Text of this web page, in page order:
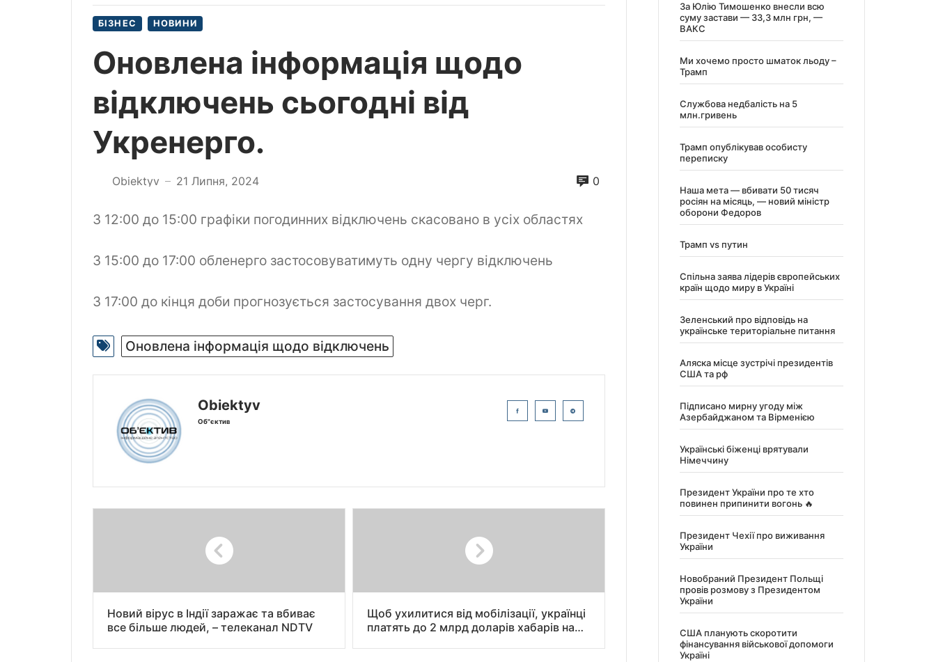
БІЗНЕС НОВИНИ
Оновлена інформація щодо
відключень сьогодні від
Укренерго.
Obiektyv — 21 Липня, 2024 0
З 12:00 до 15:00 графіки погодинних відключень скасовано в усіх областях
З 15:00 до 17:00 обленерго застосовуватимуть одну чергу відключень
З 17:00 до кінця доби прогнозується застосування двох черг.
Оновлена інформація щодо відключень
Obiektyv
Об"єктив
Новий вірус в Індії заражає та вбиває
все більше людей, – телеканал NDTV
Щоб ухилитися від мобілізації, українці
платять до 2 млрд доларів хабарів на
За Юлію Тимошенко внесли всю
суму застави — 33,3 млн грн, —
ВАКС
Ми хочемо просто шматок льоду –
Трамп
Службова недбалість на 5
млн.гривень
Трамп опублікував особисту
переписку
Наша мета — вбивати 50 тисяч
росіян на місяць, — новий міністр
оборони Федоров
Трамп vs путин
Спільна заява лідерів європейських
країн щодо миру в Україні
Зеленський про відповідь на
українське територіальне питання
Аляска місце зустрічі президентів
США та рф
Підписано мирну угоду між
Азербайджаном та Вірменією
Українські біженці врятували
Німеччину
Президент України про те хто
повинен припинити вогонь 🔥
Президент Чехії про виживання
України
Новобраний Президент Польщі
провів розмову з Президентом
України
США планують скоротити
фінансування військової допомоги
Україні